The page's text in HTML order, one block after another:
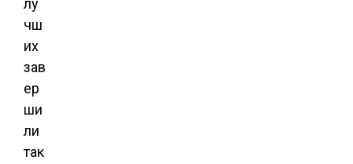
лу
чш
их
зав
ер
ши
ли
так